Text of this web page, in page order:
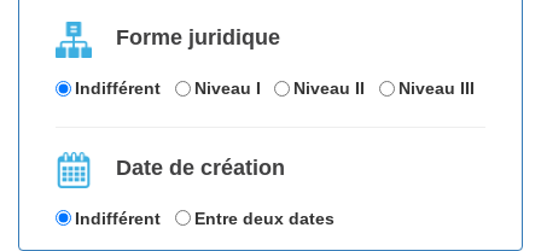
Forme juridique
Indifférent Niveau I Niveau II Niveau III
Date de création
Indifférent Entre deux dates